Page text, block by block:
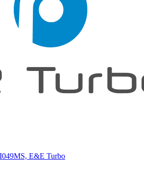
E&E Turbo